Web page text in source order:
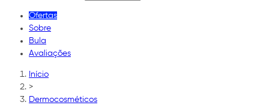
Ofertas
Sobre
Bula
Avaliações
Início
>
Dermocosméticos